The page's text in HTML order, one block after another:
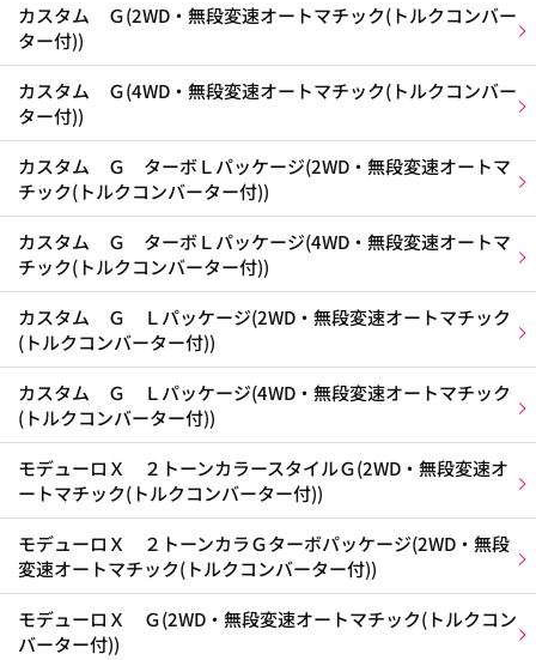
カスタム Ｇ(2WD・無段変速オートマチック(トルクコンバー
ター付))
カスタム Ｇ(4WD・無段変速オートマチック(トルクコンバー
ター付))
カスタム Ｇ ターボＬパッケージ(2WD・無段変速オートマ
チック(トルクコンバーター付))
カスタム Ｇ ターボＬパッケージ(4WD・無段変速オートマ
チック(トルクコンバーター付))
カスタム Ｇ Ｌパッケージ(2WD・無段変速オートマチック
(トルクコンバーター付))
カスタム Ｇ Ｌパッケージ(4WD・無段変速オートマチック
(トルクコンバーター付))
モデューロＸ ２トーンカラースタイルＧ(2WD・無段変速オ
ートマチック(トルクコンバーター付))
モデューロＸ ２トーンカラＧターボパッケージ(2WD・無段
変速オートマチック(トルクコンバーター付))
モデューロＸ Ｇ(2WD・無段変速オートマチック(トルクコン
バーター付))